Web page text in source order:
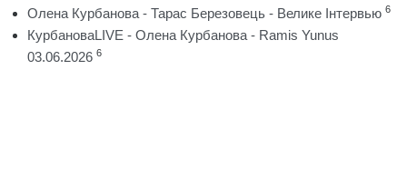
Олена Курбанова - Тарас Березовець - Велике Інтервью 6
КурбановаLIVE - Олена Курбанова - Ramis Yunus
03.06.2026 6